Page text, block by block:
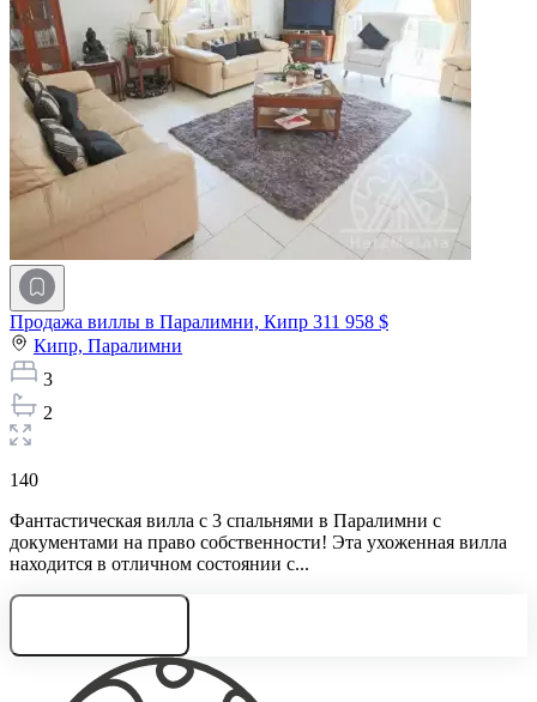
Продажа виллы в Паралимни, Кипр 311 958 $
Кипр, Паралимни
3
2
140
Фантастическая вилла с 3 спальнями в Паралимни с
документами на право собственности! Эта ухоженная вилла
находится в отличном состоянии с...